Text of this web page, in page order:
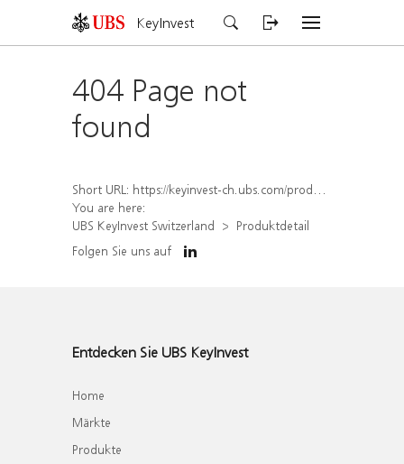
KeyInvest
404 Page not
found
Short URL: https://keyinvest-ch.ubs.com/produkt/detail/index/isin/CH1584634120
You are here:
UBS KeyInvest Switzerland
Produktdetail
Folgen Sie uns auf
Entdecken Sie UBS KeyInvest
Home
Märkte
Produkte